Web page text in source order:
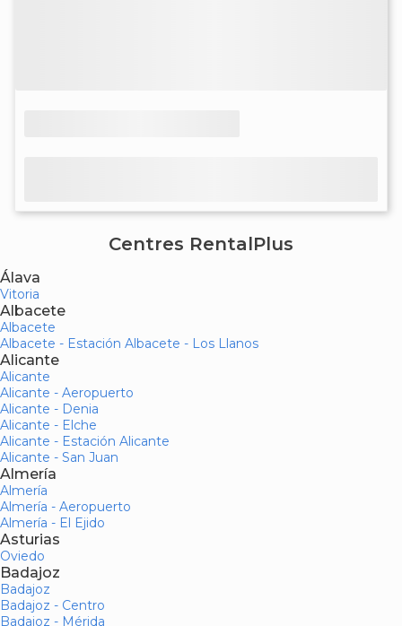
Centres RentalPlus
Álava
Vitoria
Albacete
Albacete
Albacete - Estación Albacete - Los Llanos
Alicante
Alicante
Alicante - Aeropuerto
Alicante - Denia
Alicante - Elche
Alicante - Estación Alicante
Alicante - San Juan
Almería
Almería
Almería - Aeropuerto
Almería - El Ejido
Asturias
Oviedo
Badajoz
Badajoz
Badajoz - Centro
Badajoz - Mérida